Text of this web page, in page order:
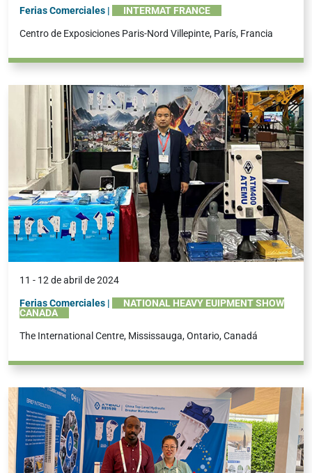
Ferias Comerciales | INTERMAT FRANCE
Centro de Exposiciones Paris-Nord Villepinte, París, Francia
11 - 12 de abril de 2024
Ferias Comerciales |
NATIONAL HEAVY EUIPMENT SHOW
CANADA
The International Centre, Mississauga, Ontario, Canadá